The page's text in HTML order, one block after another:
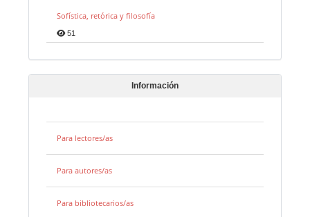
Sofística, retórica y filosofía
51
Información
Para lectores/as
Para autores/as
Para bibliotecarios/as